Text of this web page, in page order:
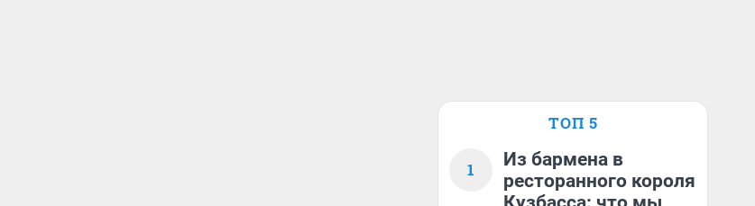
ТОП 5
1
Из бармена в
ресторанного короля